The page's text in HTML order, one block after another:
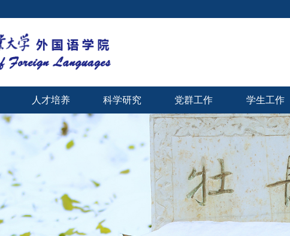
人才培养 科学研究 党群工作 学生工作